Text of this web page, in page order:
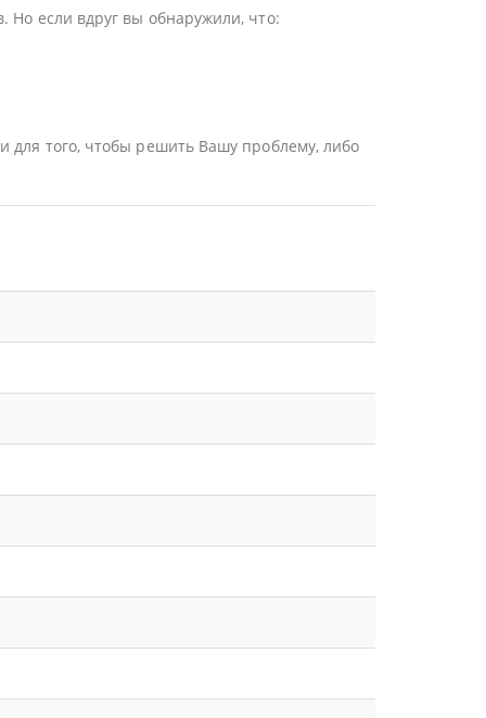
Но если вдруг вы обнаружили, что:
для того, чтобы решить Вашу проблему, либо